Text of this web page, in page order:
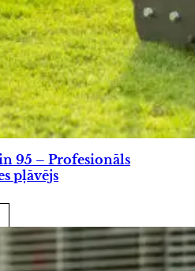
95 – Profesionāls
pļāvējs